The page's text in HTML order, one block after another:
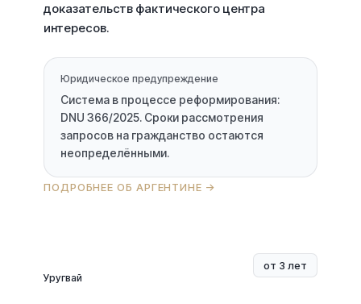
доказательств фактического центра
интересов.
Юридическое предупреждение
Система в процессе реформирования:
DNU 366/2025. Сроки рассмотрения
запросов на гражданство остаются
неопределёнными.
ПОДРОБНЕЕ ОБ АРГЕНТИНЕ →
Уругвай
от 3 лет